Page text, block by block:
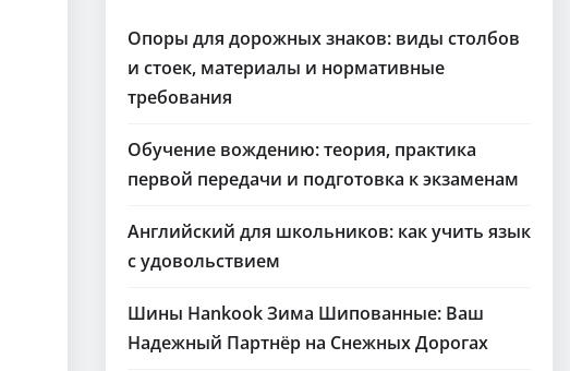
Опоры для дорожных знаков: виды столбов
и стоек, материалы и нормативные
требования
Обучение вождению: теория, практика
первой передачи и подготовка к экзаменам
Английский для школьников: как учить язык
с удовольствием
Шины Hankook Зима Шипованные: Ваш
Надежный Партнёр на Снежных Дорогах